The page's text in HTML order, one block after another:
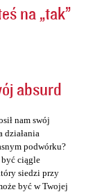
na „tak”
absurd
nam swój
działania
podwórku?
być ciągle
siedzi przy
być w Twojej